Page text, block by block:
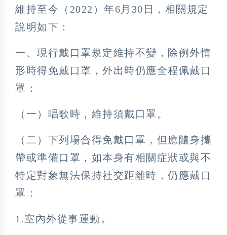
維持至今（2022）年6月30日，相關規定
說明如下：
一、現行戴口罩規定維持不變，除例外情
形時得免戴口罩，外出時仍應全程佩戴口
罩：
（一）唱歌時，維持須戴口罩。
（二）下列場合得免戴口罩，但應隨身攜
帶或準備口罩，如本身有相關症狀或與不
特定對象無法保持社交距離時，仍應戴口
罩：
1.室內外從事運動。